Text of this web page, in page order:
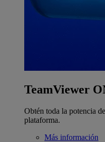
TeamViewer
Obtén toda la potencia
plataforma.
Más información